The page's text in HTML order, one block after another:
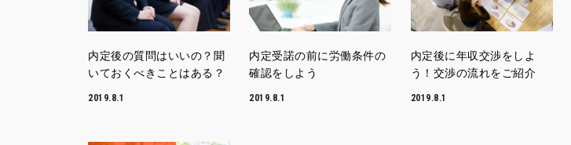
内定後の質問はいいの？聞
いておくべきことはある？
2019.8.1
内定受諾の前に労働条件の
確認をしよう
2019.8.1
内定後に年収交渉をしよ
う！交渉の流れをご紹介
2019.8.1